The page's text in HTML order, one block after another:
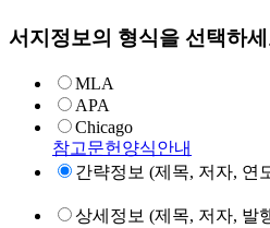
서지정보의 형식을 선택하
MLA
APA
Chicago
참고문헌양식안내
간략정보 (제목, 저자, 연
상세정보 (제목, 저자, 발